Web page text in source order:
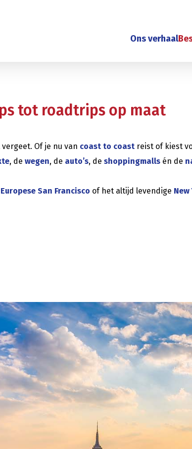
Ons verhaal
tot roadtrips op maat
Of je nu van coast to coast reist of kiest
, de wegen, de auto’s, de shoppingmalls én de
Europese San Francisco of het altijd levendige